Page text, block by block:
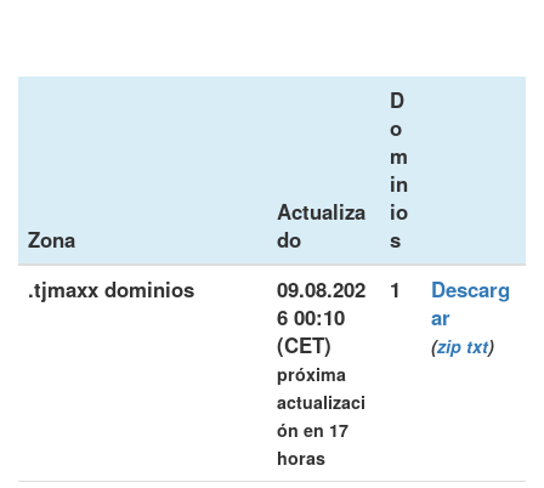
Zona
Actualiza
do
D
o
m
in
io
s
.tjmaxx dominios
09.08.202
6 00:10
(CET)
próxima
actualizaci
ón en 17
horas
1
Descarg
ar
(zip txt)